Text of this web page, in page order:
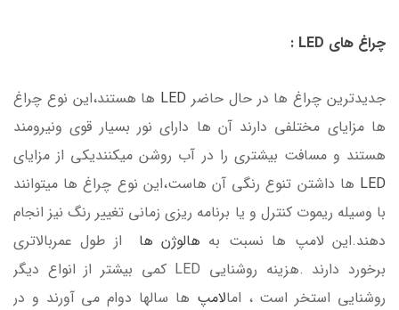
چراغ های LED :
جدیدترین چراغ ها در حال حاضر LED ها هستند،این نوع چراغ
ها مزایای مختلفی دارند آن ها دارای نور بسیار قوی ونیرومند
هستند و مسافت بیشتری را در آب روشن میکنندیکی از مزایای
LED ها داشتن تنوع رنگی آن هاست،این نوع چراغ ها میتوانند
با وسیله ریموت کنترل و یا برنامه ریزی زمانی تغییر رنگ نیز انجام
دهند.این لامپ ها نسبت به هالوژن ها از طول عمربالاتری
برخورد دارند .هزینه روشنایی LED کمی بیشتر از انواع دیگر
روشنایی استخر است ، امالامپ ها سالها دوام می آورند و در